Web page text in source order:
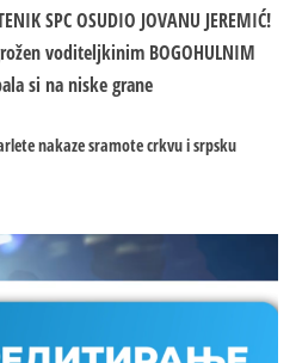
SPC OSUDIO JOVANU JEREMIĆ!
voditeljkinim BOGOHULNIM
si na niske grane
nakaze sramote crkvu i srpsku